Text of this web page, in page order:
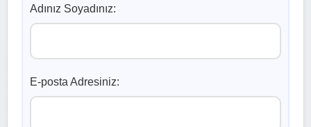
Adınız Soyadınız:
E-posta Adresiniz: